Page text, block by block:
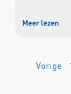
Meer lezen
Vorige